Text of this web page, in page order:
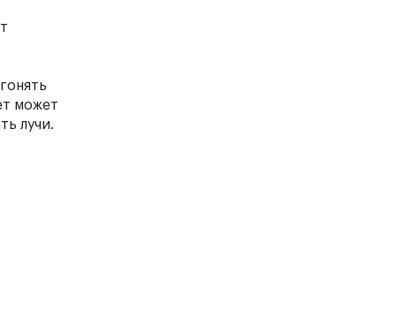
может
лучи.